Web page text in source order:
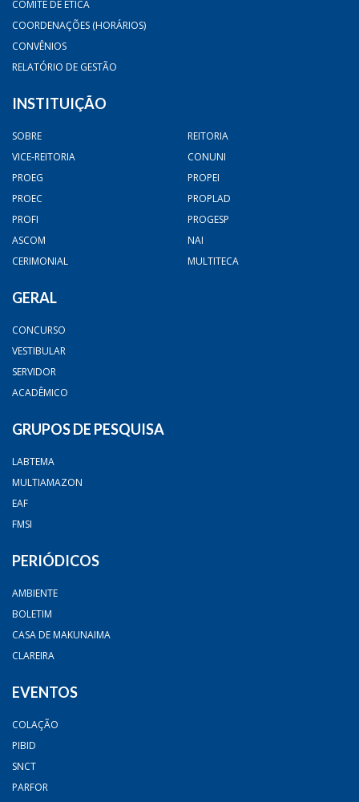
COMITÊ DE ÉTICA
COORDENAÇÕES (HORÁRIOS)
CONVÊNIOS
RELATÓRIO DE GESTÃO
INSTITUIÇÃO
SOBRE
REITORIA
VICE-REITORIA
CONUNI
PROEG
PROPEI
PROEC
PROPLAD
PROFI
PROGESP
ASCOM
NAI
CERIMONIAL
MULTITECA
GERAL
CONCURSO
VESTIBULAR
SERVIDOR
ACADÊMICO
GRUPOS DE PESQUISA
LABTEMA
MULTIAMAZON
EAF
FMSI
PERIÓDICOS
AMBIENTE
BOLETIM
CASA DE MAKUNAIMA
CLAREIRA
EVENTOS
COLAÇÃO
PIBID
SNCT
PARFOR